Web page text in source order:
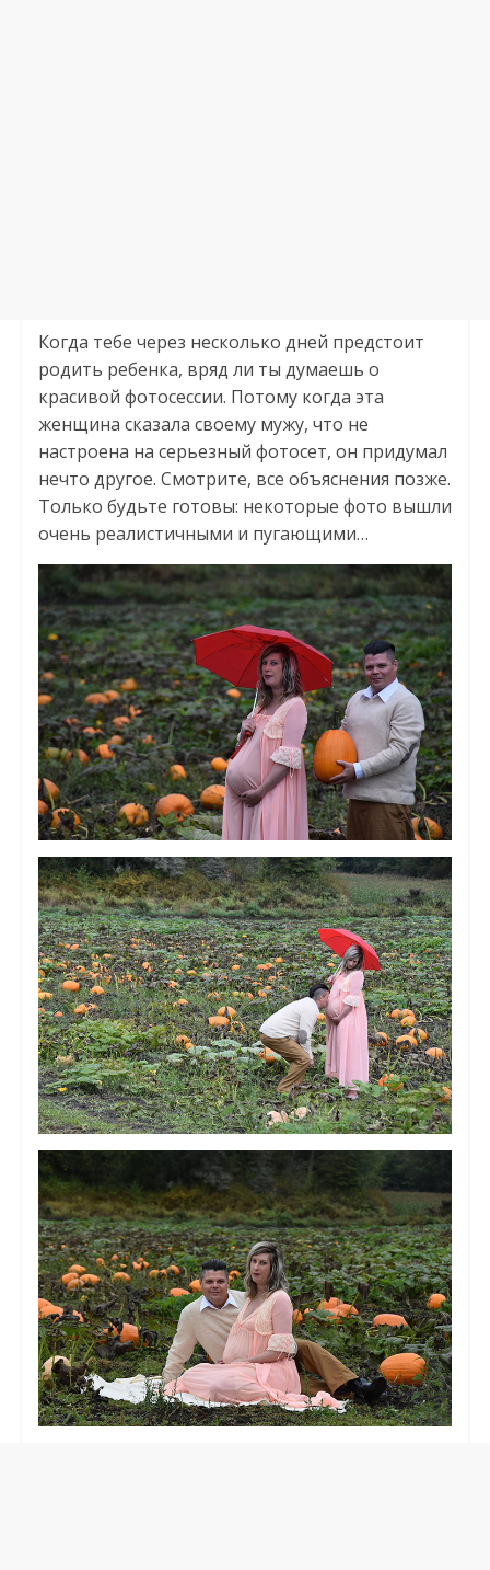
Когда тебе через несколько дней предстоит
родить ребенка, вряд ли ты думаешь о
красивой фотосессии. Потому когда эта
женщина сказала своему мужу, что не
настроена на серьезный фотосет, он придумал
нечто другое. Смотрите, все объяснения позже.
Только будьте готовы: некоторые фото вышли
очень реалистичными и пугающими…